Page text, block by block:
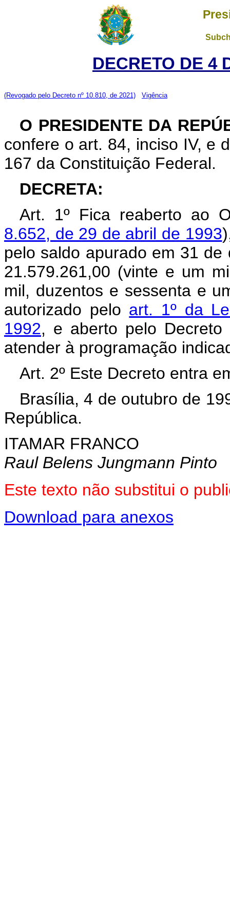
DECRETO DE 4
(Revogado pelo Decreto nº 10.810, de 2021) Vigência
O PRESIDENTE DA
confere o art. 84, inciso IV, e
167 da Constituição Federal.
DECRETA:
Art. 1º Fica reaberto ao
8.652, de 29 de abril de 1993
pelo saldo apurado em 31
21.579.261,00 (vinte e um
mil, duzentos e sessenta e
autorizado pelo art. 1º da
1992, e aberto pelo
atender à programação
Art. 2º Este Decreto entra
Brasília, 4 de outubro de
República.
ITAMAR FRANCO
Raul Belens Jungmann Pinto
Este texto não substitui o
Download para anexos